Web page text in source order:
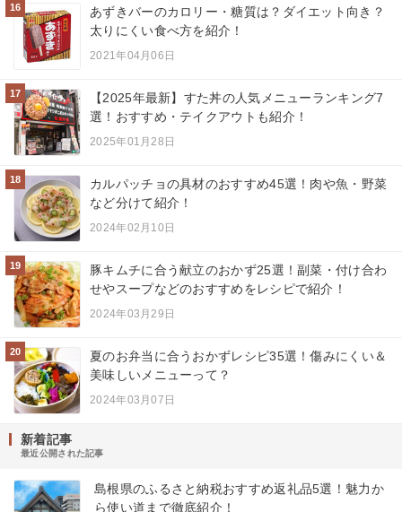
16
あずきバーのカロリー・糖質は？ダイエット向き？
太りにくい食べ方を紹介！
2021年04月06日
17
【2025年最新】すた丼の人気メニューランキング7
選！おすすめ・テイクアウトも紹介！
2025年01月28日
18
カルパッチョの具材のおすすめ45選！肉や魚・野菜
など分けて紹介！
2024年02月10日
19
豚キムチに合う献立のおかず25選！副菜・付け合わ
せやスープなどのおすすめをレシピで紹介！
2024年03月29日
20
夏のお弁当に合うおかずレシピ35選！傷みにくい＆
美味しいメニューって？
2024年03月07日
新着記事
最近公開された記事
島根県のふるさと納税おすすめ返礼品5選！魅力か
ら使い道まで徹底紹介！